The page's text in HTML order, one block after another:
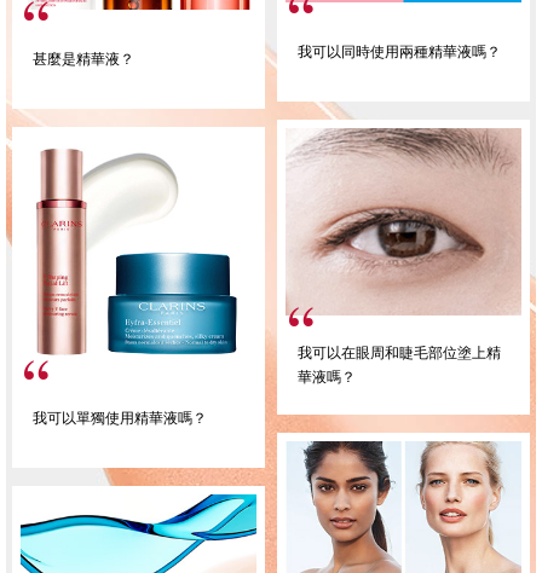
甚麼是精華液？
我可以單獨使用精華液嗎？
我可以同時使用兩種精華液嗎？
我可以在眼周和睫毛部位塗上精
華液嗎？